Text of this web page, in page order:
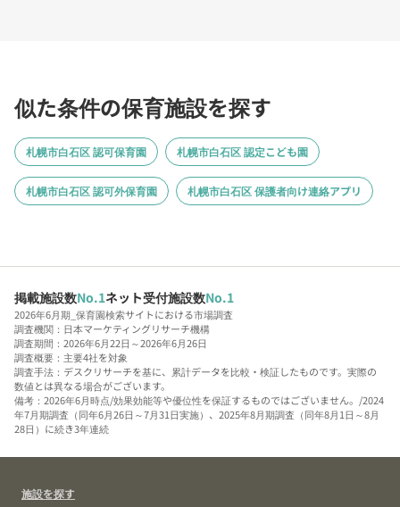
似た条件の保育施設を探す
札幌市白石区 認可保育園 札幌市白石区 認定こども園
札幌市白石区 認可外保育園 札幌市白石区 保護者向け連絡アプリ
掲載施設数No.1ネット受付施設数No.1
2026年6月期_保育園検索サイトにおける市場調査
調査機関：日本マーケティングリサーチ機構
調査期間：2026年6月22日～2026年6月26日
調査概要：主要4社を対象
調査手法：デスクリサーチを基に、累計データを比較・検証したものです。実際の
数値とは異なる場合がございます。
備考：2026年6月時点/効果効能等や優位性を保証するものではございません。/2024
年7月期調査（同年6月26日～7月31日実施）、2025年8月期調査（同年8月1日～8月
28日）に続き3年連続
施設を探す